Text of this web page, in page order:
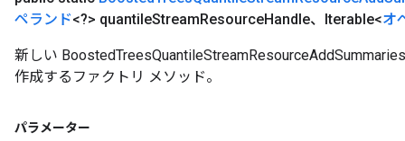
ペランド<?> quantileStreamResourceHandle、Iterable<オ
新しい
作成するファクトリ メソッド。
パラメーター